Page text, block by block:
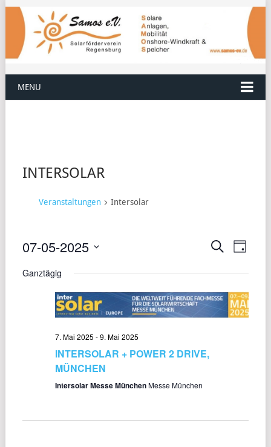
MENU
INTERSOLAR
Veranstaltungen Intersolar
Suche
Tag
07-05-2025
wählen.
Ganztägig
7. Mai 2025 -9. Mai 2025
INTERSOLAR + POWER 2 DRIVE,
MÜNCHEN
Intersolar Messe MünchenMesse München